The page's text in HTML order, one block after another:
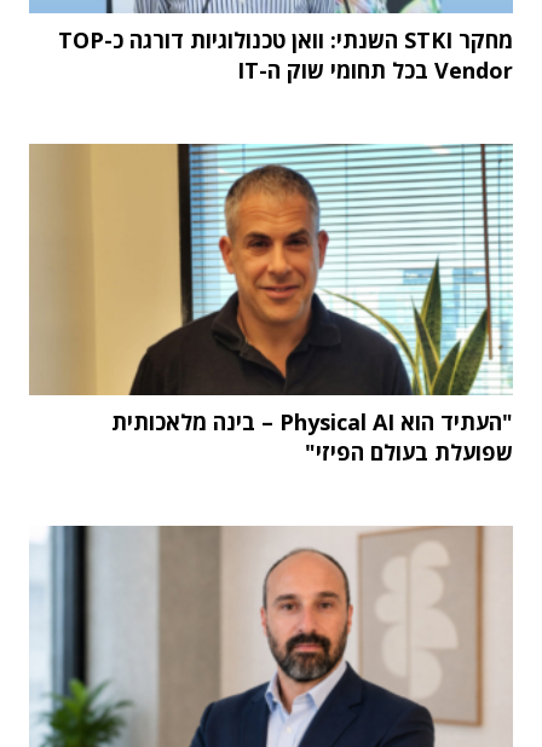
מחקר STKI השנתי: וואן טכנולוגיות דורגה כ-TOP
Vendor בכל תחומי שוק ה-IT
"העתיד הוא Physical AI – בינה מלאכותית
שפועלת בעולם הפיזי"